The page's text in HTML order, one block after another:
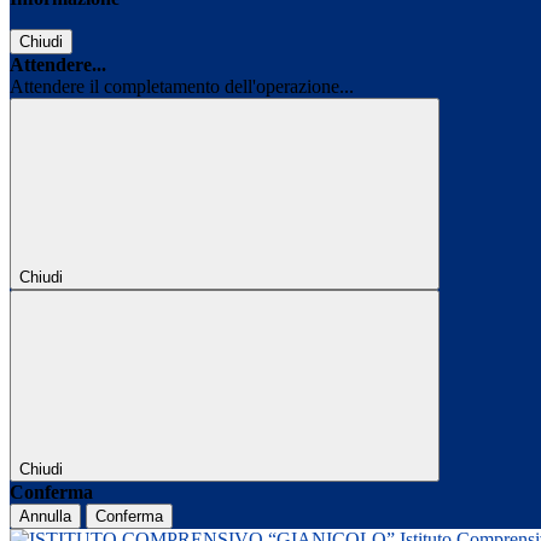
Chiudi
Attendere...
Attendere il completamento dell'operazione...
Chiudi
Chiudi
Conferma
Annulla Conferma